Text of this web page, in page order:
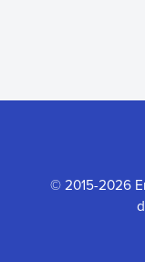
© 2015-2026